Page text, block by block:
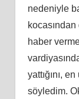
nedeniyle
haber
yattığını,
söyledim.